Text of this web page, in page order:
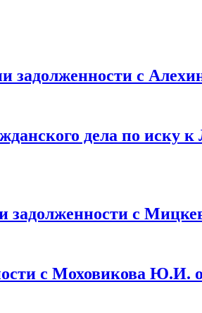
с
дела по иску
задолженности с
с Моховикова Ю.И.